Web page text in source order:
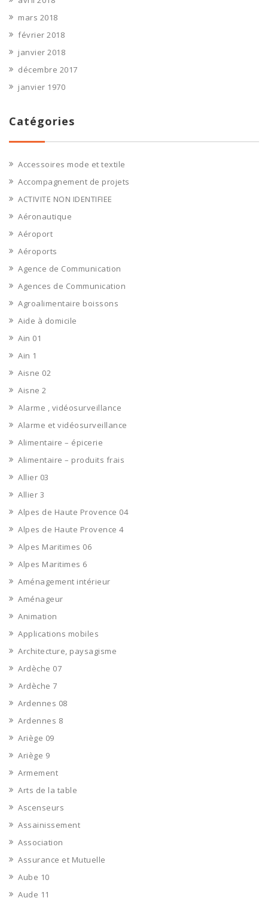
mars 2018
février 2018
janvier 2018
décembre 2017
janvier 1970
Catégories
Accessoires mode et textile
Accompagnement de projets
ACTIVITE NON IDENTIFIEE
Aéronautique
Aéroport
Aéroports
Agence de Communication
Agences de Communication
Agroalimentaire boissons
Aide à domicile
Ain 01
Ain 1
Aisne 02
Aisne 2
Alarme , vidéosurveillance
Alarme et vidéosurveillance
Alimentaire – épicerie
Alimentaire – produits frais
Allier 03
Allier 3
Alpes de Haute Provence 04
Alpes de Haute Provence 4
Alpes Maritimes 06
Alpes Maritimes 6
Aménagement intérieur
Aménageur
Animation
Applications mobiles
Architecture, paysagisme
Ardèche 07
Ardèche 7
Ardennes 08
Ardennes 8
Ariège 09
Ariège 9
Armement
Arts de la table
Ascenseurs
Assainissement
Association
Assurance et Mutuelle
Aube 10
Aude 11